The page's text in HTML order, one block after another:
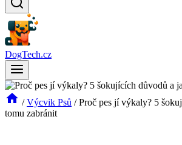
DogTech.cz
/ Výcvik Psů / Proč pes jí výkaly? 5
tomu zabránit